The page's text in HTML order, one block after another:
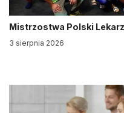
Mistrzostwa Polski
3 sierpnia 2026